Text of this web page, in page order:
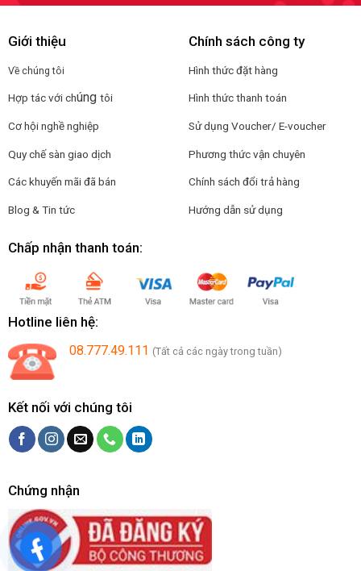
Giới thiệu
Về chúng tôi
Hợp tác với chúng tôi
Cơ hội nghề nghiệp
Quy chế sàn giao dịch
Các khuyến mãi đã bán
Blog & Tin tức
Chính sách công ty
Hình thức đặt hàng
Hình thức thanh toán
Sử dụng Voucher/ E-voucher
Phương thức vận chuyên
Chính sách đổi trả hàng
Hướng dẫn sử dụng
Chấp nhận thanh toán:
Hotline liên hệ:
08.777.49.111 (Tất cả các ngày trong tuần)
Kết nối với chúng tôi
Chứng nhận